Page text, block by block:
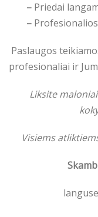
– Priedai
–
Paslaugos
profesionaliai ir
Liksite
Visiems